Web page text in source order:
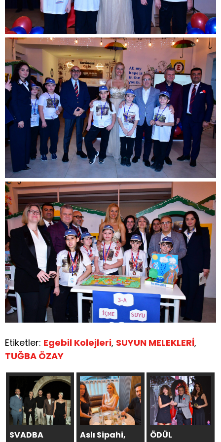
Etiketler: Egebil Kolejleri, SUYUN MELEKLERİ,
TUĞBA ÖZAY
SVADBA
Aslı Sipahi,
ÖDÜL